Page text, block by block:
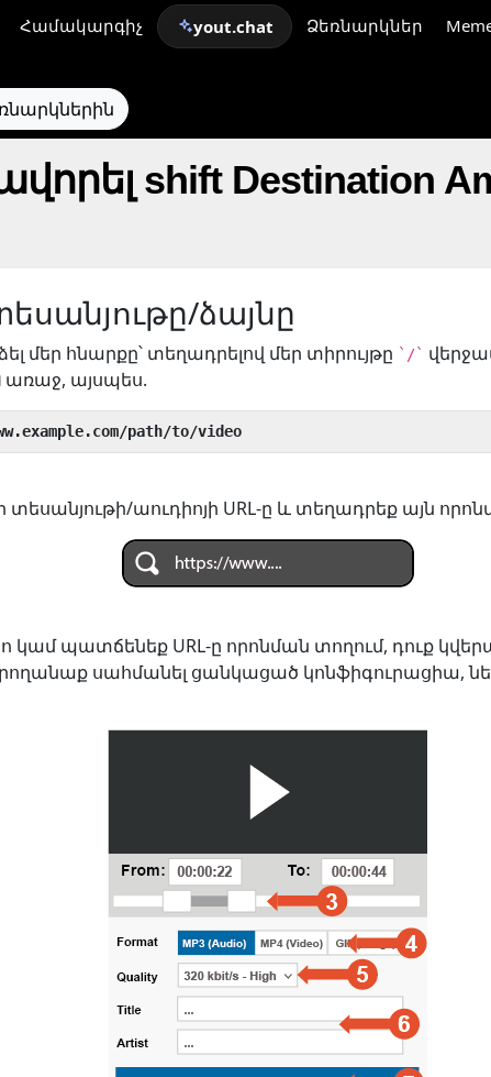
Համակարգիչ yout.chat Ձեռնարկներ
shift Destination
ձայնը
մեր հնարքը՝ տեղադրելով մեր տիրույթը `/`
առաջ, այսպես.
path/to/video
աուդիոյի URL-ը և տեղադրեք այն
կամ պատճենեք URL-ը որոնման տողում, դուք
սահմանել ցանկացած կոնֆիգուրացիա,